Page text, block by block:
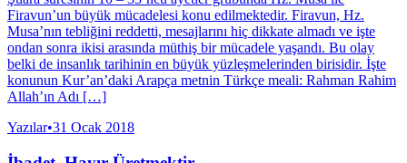
Firavun’un büyük mücadelesi konu edilmektedir. Firavun, Hz.
Musa’nın tebliğini reddetti, mesajlarını hiç dikkate almadı ve işte
ondan sonra ikisi arasında müthiş bir mücadele yaşandı. Bu olay
belki de insanlık tarihinin en büyük yüzleşmelerinden birisidir. İşte
konunun Kur’an’daki Arapça metnin Türkçe meali: Rahman Rahim
Allah’ın Adı […]
Yazılar•31 Ocak 2018